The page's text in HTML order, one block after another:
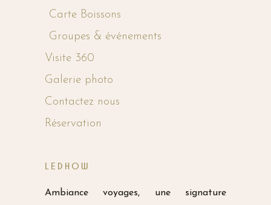
Carte Boissons
Groupes & événements
Visite 360
Galerie photo
Contactez nous
Réservation
LEDHOW
Ambiance voyages, une signature